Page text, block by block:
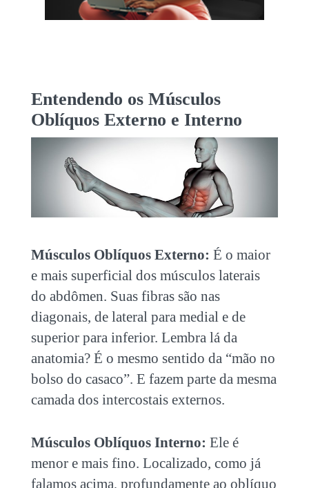
Entendendo os Músculos
Oblíquos Externo e Interno
Músculos Oblíquos Externo: É o maior
e mais superficial dos músculos laterais
do abdômen. Suas fibras são nas
diagonais, de lateral para medial e de
superior para inferior. Lembra lá da
anatomia? É o mesmo sentido da “mão no
bolso do casaco”. E fazem parte da mesma
camada dos intercostais externos.
Músculos Oblíquos Interno: Ele é
menor e mais fino. Localizado, como já
falamos acima, profundamente ao oblíquo